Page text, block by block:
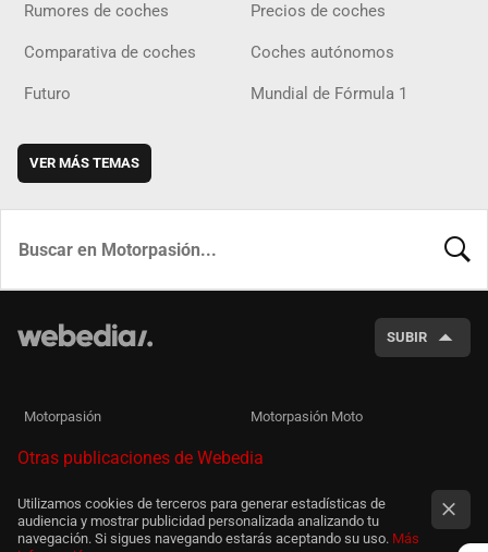
Rumores de coches Precios de coches
Comparativa de coches Coches autónomos
Futuro Mundial de Fórmula 1
VER MÁS TEMAS
SUBIR
Motorpasión Motorpasión Moto
Otras publicaciones de Webedia
Utilizamos cookies de terceros para generar estadísticas de
audiencia y mostrar publicidad personalizada analizando tu
navegación. Si sigues navegando estarás aceptando su uso. Más